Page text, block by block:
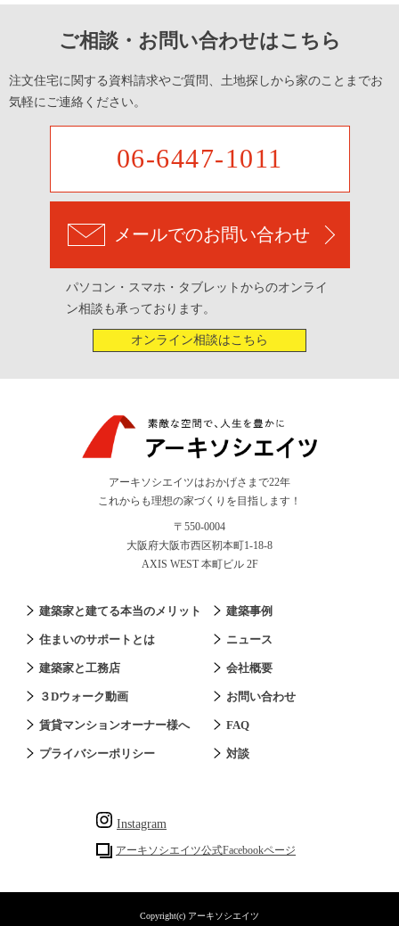
ご相談・お問い合わせはこちら
注文住宅に関する資料請求やご質問、土地探しから家のことまでお
気軽にご連絡ください。
06-6447-1011
メールでのお問い合わせ
パソコン・スマホ・タブレットからのオンライ
ン相談も承っております。
オンライン相談はこちら
アーキソシエイツはおかげさまで22年
これからも理想の家づくりを目指します！
〒550-0004
大阪府大阪市西区靭本町1-18-8
AXIS WEST 本町ビル 2F
建築家と建てる本当のメリット 建築事例
住まいのサポートとは ニュース
建築家と工務店 会社概要
３Dウォーク動画 お問い合わせ
賃貸マンションオーナー様へ FAQ
プライバシーポリシー 対談
Instagram
アーキソシエイツ公式Facebookページ
Copyright(c) アーキソシエイツ